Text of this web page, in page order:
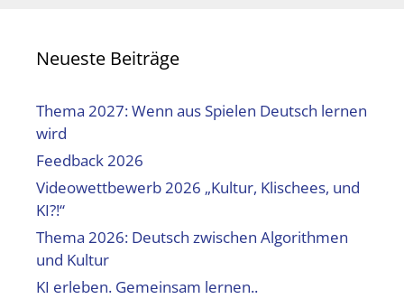
Neueste Beiträge
Thema 2027: Wenn aus Spielen Deutsch lernen
wird
Feedback 2026
Videowettbewerb 2026 „Kultur, Klischees, und
KI?!“
Thema 2026: Deutsch zwischen Algorithmen
und Kultur
KI erleben. Gemeinsam lernen..